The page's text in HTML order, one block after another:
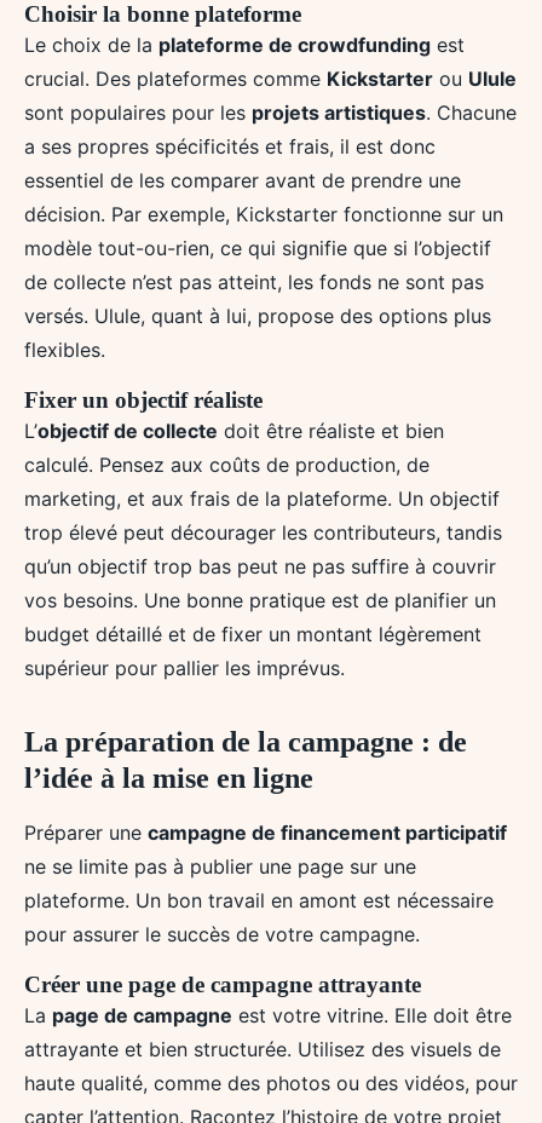
Choisir la bonne plateforme
Le choix de la plateforme de crowdfunding est
crucial. Des plateformes comme Kickstarter ou Ulule
sont populaires pour les projets artistiques. Chacune
a ses propres spécificités et frais, il est donc
essentiel de les comparer avant de prendre une
décision. Par exemple, Kickstarter fonctionne sur un
modèle tout-ou-rien, ce qui signifie que si l’objectif
de collecte n’est pas atteint, les fonds ne sont pas
versés. Ulule, quant à lui, propose des options plus
flexibles.
Fixer un objectif réaliste
L’objectif de collecte doit être réaliste et bien
calculé. Pensez aux coûts de production, de
marketing, et aux frais de la plateforme. Un objectif
trop élevé peut décourager les contributeurs, tandis
qu’un objectif trop bas peut ne pas suffire à couvrir
vos besoins. Une bonne pratique est de planifier un
budget détaillé et de fixer un montant légèrement
supérieur pour pallier les imprévus.
La préparation de la campagne : de
l’idée à la mise en ligne
Préparer une campagne de financement participatif
ne se limite pas à publier une page sur une
plateforme. Un bon travail en amont est nécessaire
pour assurer le succès de votre campagne.
Créer une page de campagne attrayante
La page de campagne est votre vitrine. Elle doit être
attrayante et bien structurée. Utilisez des visuels de
haute qualité, comme des photos ou des vidéos, pour
capter l’attention. Racontez l’histoire de votre projet